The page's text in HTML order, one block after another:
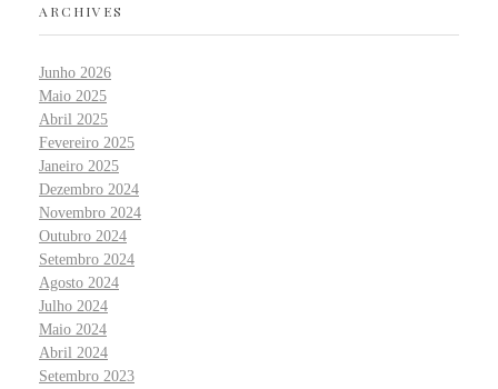
ARCHIVES
Junho 2026
Maio 2025
Abril 2025
Fevereiro 2025
Janeiro 2025
Dezembro 2024
Novembro 2024
Outubro 2024
Setembro 2024
Agosto 2024
Julho 2024
Maio 2024
Abril 2024
Setembro 2023